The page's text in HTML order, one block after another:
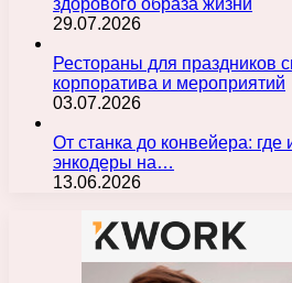
29.07.2026
Рестораны для праздников
корпоратива и мероприятий
03.07.2026
От станка до конвейера:
энкодеры на…
13.06.2026